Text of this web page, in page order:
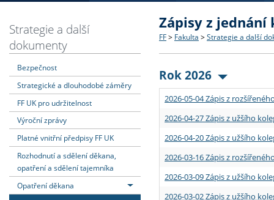
Dozvědět se více
Struktura a historie
Strategie a další
Podpora a benefity pro
Absolventi fakulty
Podat přihlášku
Co studovat a jak se
Učitelské studijní
Informace k průběhu
Dozvědět se více
Bakalářské a magisterské
Doktorské studium
Rigorózní řízení
Dozvědět se více
O vědě a výzkumu na FF
Akademické kvalifikace
Granty a projekty
Dozvědět se více
Aktuální nabídky a
Vyjíždějící studenti
Přijíždějící studenti
Vyjíždějící zaměstnanci
Strategie a další
dokumenty
Bezpečnost
Strategické a dlouhodobé záměry
FF UK pro udržitelnost
Výroční zprávy
Platné vnitřní předpisy FF UK
Rozhodnutí a sdělení děkana,
opatření a sdělení tajemníka
Opatření děkana
Zápisy z jednání
FF > Fakulta > Strategie a další
Rok 2026
2026-05-04 Zápis z
2026-04-27 Zápis z užšího
2026-04-20 Zápis z užšího
2026-03-16 Zápis z
2026-03-09 Zápis z užšího
2026-03-02 Zápis z užšího